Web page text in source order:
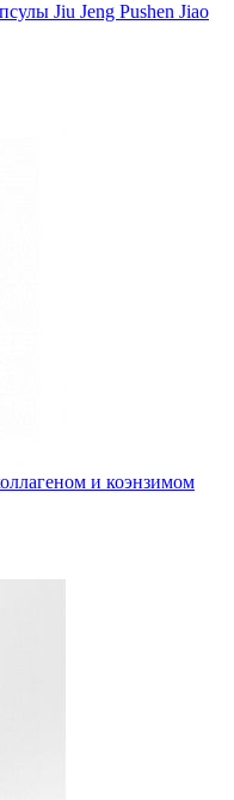
Jiu Jeng Pushen Jiao
и коэнзимом